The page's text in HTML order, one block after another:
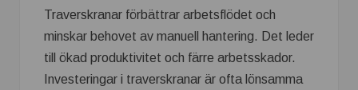
Traverskranar förbättrar arbetsflödet och
minskar behovet av manuell hantering. Det leder
till ökad produktivitet och färre arbetsskador.
Investeringar i traverskranar är ofta lönsamma